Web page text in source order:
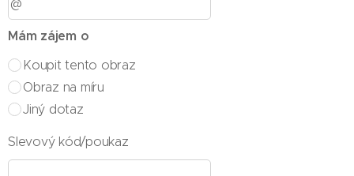
Mám zájem o
Koupit tento obraz
Obraz na míru
Jiný dotaz
Slevový kód/poukaz